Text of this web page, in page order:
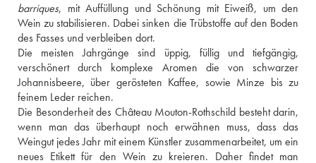
barriques, mit Auffüllung und Schönung mit Eiweiß, um den
Wein zu stabilisieren. Dabei sinken die Trübstoffe auf den Boden
des Fasses und verbleiben dort.
Die meisten Jahrgänge sind üppig, füllig und tiefgängig,
verschönert durch komplexe Aromen die von schwarzer
Johannisbeere, über gerösteten Kaffee, sowie Minze bis zu
feinem Leder reichen.
Die Besonderheit des Château Mouton-Rothschild besteht darin,
wenn man das überhaupt noch erwähnen muss, dass das
Weingut jedes Jahr mit einem Künstler zusammenarbeitet, um ein
neues Etikett für den Wein zu kreieren. Daher findet man